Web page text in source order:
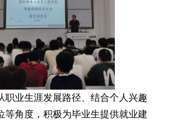
职业生涯发展路径、结合个人兴趣
等角度，积极为毕业生提供就业建